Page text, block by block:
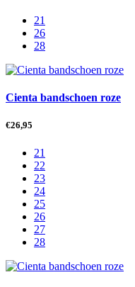
21
26
28
Cienta bandschoen roze
€26,95
21
22
23
24
25
26
27
28